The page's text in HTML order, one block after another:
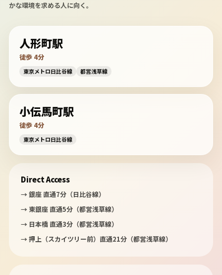
かな環境を求める人に向く。
人形町駅
徒歩 4分
東京メトロ日比谷線 都営浅草線
小伝馬町駅
徒歩 4分
東京メトロ日比谷線
Direct Access
→ 銀座 直通7分（日比谷線）
→ 東銀座 直通5分（都営浅草線）
→ 日本橋 直通3分（都営浅草線）
→ 押上（スカイツリー前）直通21分（都営浅草線）